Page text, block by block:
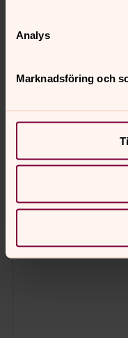
Analys
Marknadsföring och